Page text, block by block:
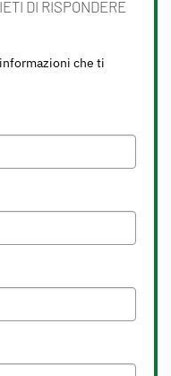
DI RISPONDERE
che ti